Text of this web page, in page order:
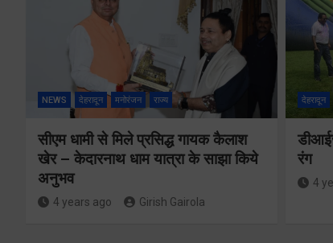
NEWS देहरादून मनोरंजन राज्य
सीएम धामी से मिले प्रसिद्ध गायक कैलाश
खेर – केदारनाथ धाम यात्रा के साझा किये
अनुभव
4 years ago Girish Gairola
देहरादून
रंग
4